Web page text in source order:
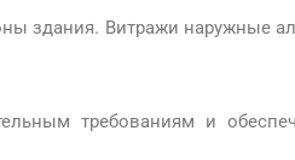
здания. Витражи наружные
требованиям и